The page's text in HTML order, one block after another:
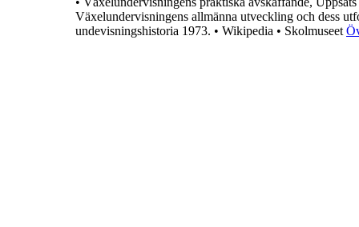
Växelundervisningens allmänna utveckling och dess
undevisningshistoria 1973. • Wikipedia • Skolmuseet